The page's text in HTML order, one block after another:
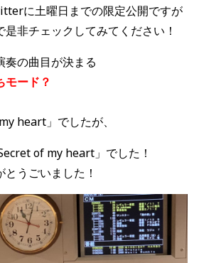
に土曜日までの限定公開ですが
非チェックしてみてください！
奏の曲目が決まる
モード？
heart」でしたが、
of my heart」でした！
うごいました！